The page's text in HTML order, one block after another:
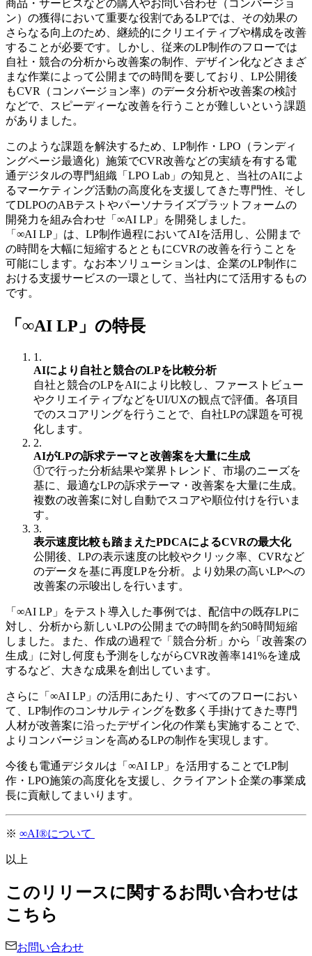
商品・サービスなどの購入やお問い合わせ（コンバージョ
ン）の獲得において重要な役割であるLPでは、その効果の
さらなる向上のため、継続的にクリエイティブや構成を改善
することが必要です。しかし、従来のLP制作のフローでは
自社・競合の分析から改善案の制作、デザイン化などさまざ
まな作業によって公開までの時間を要しており、LP公開後
もCVR（コンバージョン率）のデータ分析や改善案の検討
などで、スピーディーな改善を行うことが難しいという課題
がありました。
このような課題を解決するため、LP制作・LPO（ランディ
ングページ最適化）施策でCVR改善などの実績を有する電
通デジタルの専門組織「LPO Lab」の知見と、当社のAIによ
るマーケティング活動の高度化を支援してきた専門性、そし
てDLPOのABテストやパーソナライズプラットフォームの
開発力を組み合わせ「∞AI LP」を開発しました。
「∞AI LP」は、LP制作過程においてAIを活用し、公開まで
の時間を大幅に短縮するとともにCVRの改善を行うことを
可能にします。なお本ソリューションは、企業のLP制作に
おける支援サービスの一環として、当社内にて活用するもの
です。
「∞AI LP」の特長
1.
AIにより自社と競合のLPを比較分析
自社と競合のLPをAIにより比較し、ファーストビュー
やクリエイティブなどをUI/UXの観点で評価。各項目
でのスコアリングを行うことで、自社LPの課題を可視
化します。
2.
AIがLPの訴求テーマと改善案を大量に生成
①で行った分析結果や業界トレンド、市場のニーズを
基に、最適なLPの訴求テーマ・改善案を大量に生成。
複数の改善案に対し自動でスコアや順位付けを行いま
す。
3.
表示速度比較も踏まえたPDCAによるCVRの最大化
公開後、LPの表示速度の比較やクリック率、CVRなど
のデータを基に再度LPを分析。より効果の高いLPへの
改善案の示唆出しを行います。
「∞AI LP」をテスト導入した事例では、配信中の既存LPに
対し、分析から新しいLPの公開までの時間を約50時間短縮
しました。また、作成の過程で「競合分析」から「改善案の
生成」に対し何度も予測をしながらCVR改善率141%を達成
するなど、大きな成果を創出しています。
さらに「∞AI LP」の活用にあたり、すべてのフローにおい
て、LP制作のコンサルティングを数多く手掛けてきた専門
人材が改善案に沿ったデザイン化の作業も実施することで、
よりコンバージョンを高めるLPの制作を実現します。
今後も電通デジタルは「∞AI LP」を活用することでLP制
作・LPO施策の高度化を支援し、クライアント企業の事業成
長に貢献してまいります。
※ ∞AI®について
以上
このリリースに関するお問い合わせは
こちら
お問い合わせ